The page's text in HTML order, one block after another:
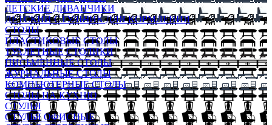
ДЕТСКИЕ ДИВАНЧИКИ
ДЕТСКИЙ СТУЛЬЧИК ДЛЯ КОРМЛЕНИЯ
СТОЛЫ
ПЛАСТИКОВЫЕ СТОЛЫ
ТУАЛЕТНЫЕ СТОЛИКИ
ПИСЬМЕННЫЕ СТОЛЫ
ЖУРНАЛЬНЫЕ СТОЛЫ
КОМПЬЮТЕРНЫЕ СТОЛЫ
СТОЛЫ НА КУХНЮ
СТУЛЬЯ
СТУЛЬЯ ОФИСНЫЕ